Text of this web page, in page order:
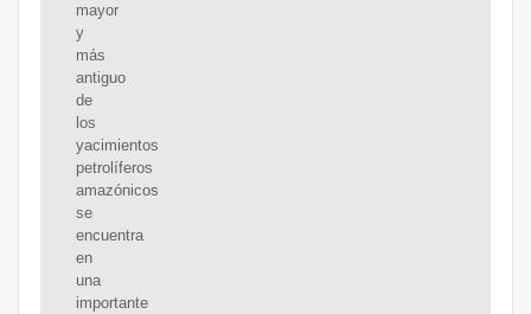
mayor
y
más
antiguo
de
los
yacimientos
petrolíferos
amazónicos
se
encuentra
en
una
importante